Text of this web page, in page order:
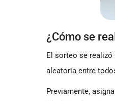
¿Cómo se
El sorteo se
aleatoria entre
Previamente,